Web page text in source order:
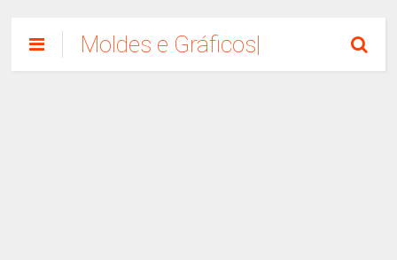
Moldes e Gráficos|
Como Fazer